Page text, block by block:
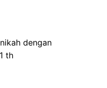
dengan
th